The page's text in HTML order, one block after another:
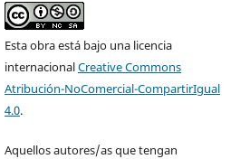
Esta obra está bajo una licencia
internacionalCreative Commons
Atribución-NoComercial-CompartirIgual
4.0.
Aquellos autores/as que tengan